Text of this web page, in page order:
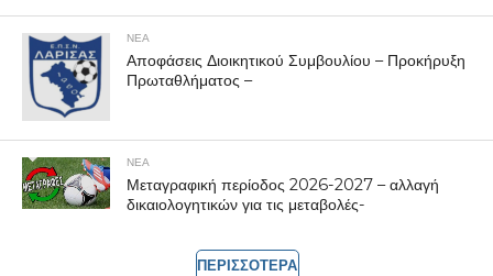
ΝΕΑ
Αποφάσεις Διοικητικού Συμβουλίου – Προκήρυξη
Πρωταθλήματος –
ΝΕΑ
Μεταγραφική περίοδος 2026-2027 – αλλαγή
δικαιολογητικών για τις μεταβολές-
ΠΕΡΙΣΣΟΤΕΡΑ